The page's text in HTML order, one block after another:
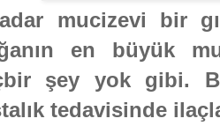
mucizevi bir
en büyük
şey yok gibi.
tedavisinde